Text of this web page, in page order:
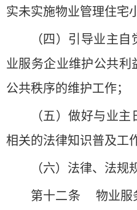
实未实施物业管理住宅
（四）引导业主
业服务企业维护公共利
公共秩序的维护工作；
（五）做好与业
相关的法律知识普及工
（六）法律、法规
第十二条 物业服